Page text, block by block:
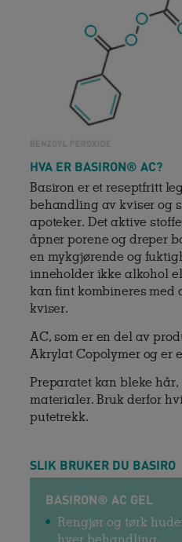
HVA ER BASIRON® AC?
Basiron er et reseptfritt
behandling av kviser og
apoteker. Det aktive
åpner porene og dreper
en mykgjørende og
inneholder ikke alkohol
kan fint kombineres med
kviser.
AC, som er en del av
Akrylat Copolymer og er
Preparatet kan bleke
materialer. Bruk derfor
putetrekk.
SLIK BRUKER DU BASIRO
BASIRON® AC GEL
Rengjør og tørk